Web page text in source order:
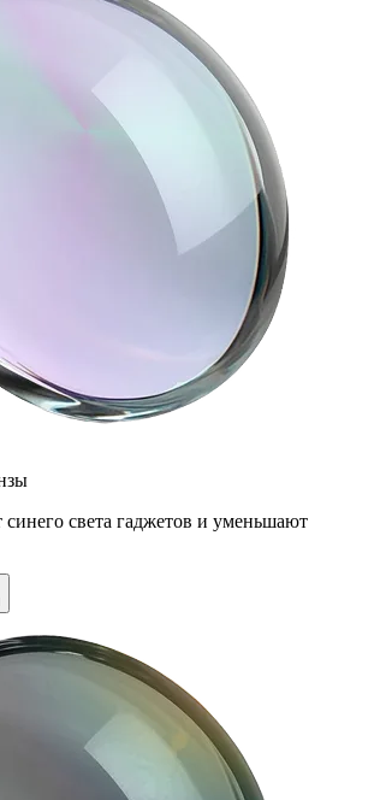
света гаджетов и уменьшают